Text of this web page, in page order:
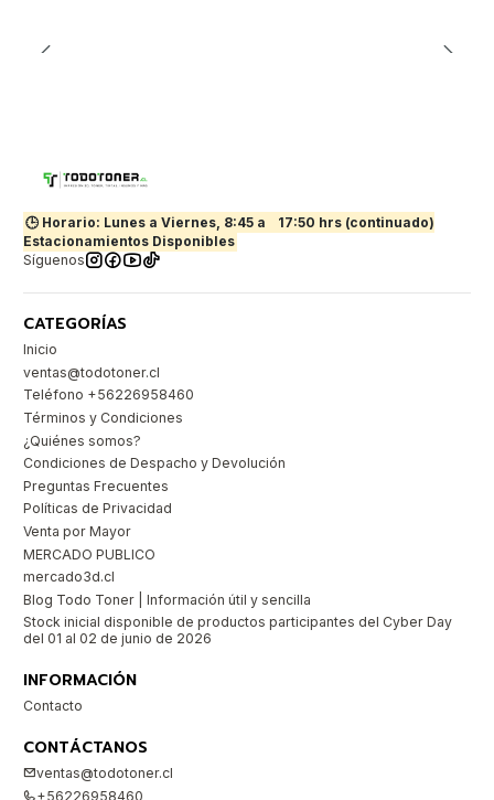
🕒 Horario: Lunes a Viernes, 8:45 a
17:50 hrs (continuado)
Estacionamientos Disponibles
Síguenos
CATEGORÍAS
Inicio
ventas@todotoner.cl
Teléfono +56226958460
Términos y Condiciones
¿Quiénes somos?
Condiciones de Despacho y Devolución
Preguntas Frecuentes
Políticas de Privacidad
Venta por Mayor
MERCADO PUBLICO
mercado3d.cl
Blog Todo Toner | Información útil y sencilla
Stock inicial disponible de productos participantes del Cyber Day
del 01 al 02 de junio de 2026
INFORMACIÓN
Contacto
CONTÁCTANOS
ventas@todotoner.cl
+56226958460